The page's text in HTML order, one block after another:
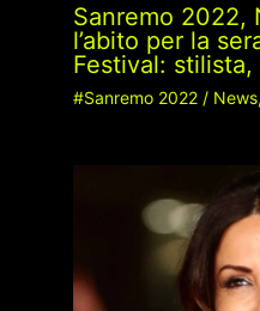
Sanremo 2022,
l’abito per la
Festival: stilista,
#Sanremo 2022/ News,